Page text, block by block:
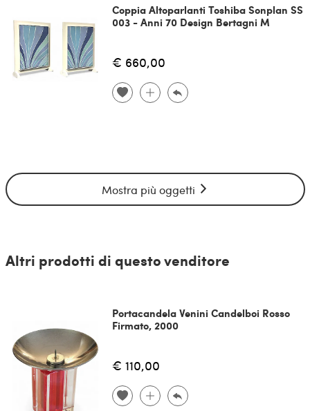
Coppia Altoparlanti Toshiba Sonplan SS
003 - Anni 70 Design Bertagni M
€ 660,00
Mostra più oggetti
Altri prodotti di questo venditore
Portacandela Venini Candelboi Rosso
Firmato, 2000
€ 110,00